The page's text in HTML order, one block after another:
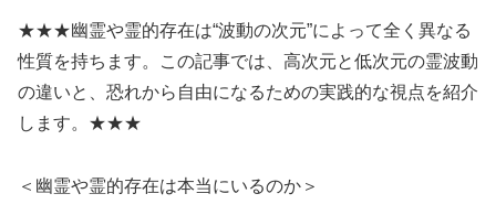
★★★幽霊や霊的存在は“波動の次元”によって全く異なる
性質を持ちます。この記事では、高次元と低次元の霊波動
の違いと、恐れから自由になるための実践的な視点を紹介
します。★★★
＜幽霊や霊的存在は本当にいるのか＞